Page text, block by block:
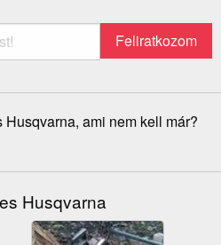
ami nem kell már?
Husqvarna